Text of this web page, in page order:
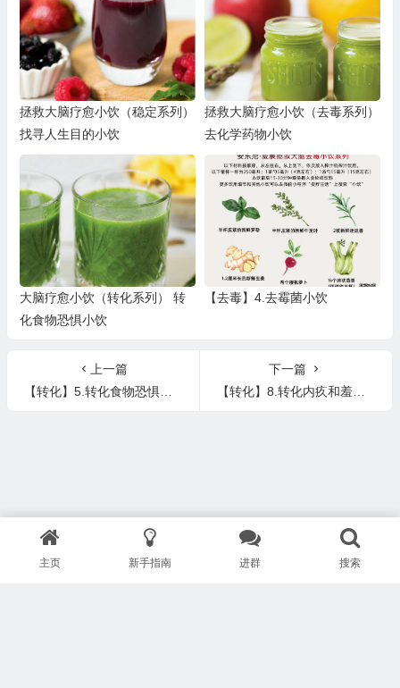
拯救大脑疗愈小饮（稳定系列）
找寻人生目的小饮
拯救大脑疗愈小饮（去毒系列）
去化学药物小饮
大脑疗愈小饮（转化系列） 转
化食物恐惧小饮
【去毒】4.去霉菌小饮
上一篇
【转化】5.转化食物恐惧小饮 Food Fear
下一篇
【转化】8.转化内疚和羞耻感小饮 Guilt and Shame
主页 新手指南 进群 搜索